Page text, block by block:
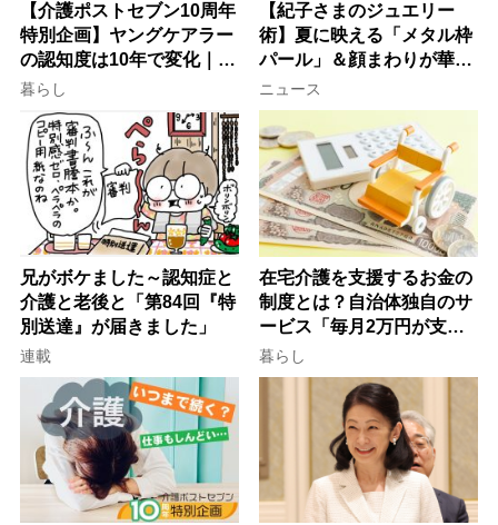
【介護ポストセブン10周年
特別企画】ヤングケアラー
の認知度は10年で変化｜流
行語大賞にノミネート、法
律にも明記されたが果たし
て現在は？
暮らし
【紀子さまのジュエリー
術】夏に映える「メタル枠
パール」＆顔まわりが華や
ぐ「揺れる一粒」の使い分
け方
ニュース
兄がボケました～認知症と
介護と老後と「第84回『特
別送達』が届きました」
連載
在宅介護を支援するお金の
制度とは？自治体独自のサ
ービス「毎月2万円が支給
される」ケースも【FP解
説】
暮らし